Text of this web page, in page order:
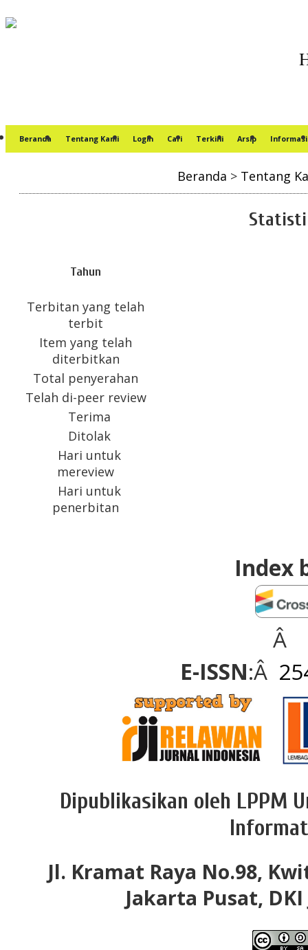
Beranda Tentang Kami Login Cari Terkini Arsip Informasi
Beranda > Tentang
Tahun
Terbitan yang telah
terbit
Item yang telah
diterbitkan
Total penyerahan
Telah di-peer review
Terima
Ditolak
Hari untuk
mereview
Hari untuk
penerbitan
Index
Â
E-ISSN:Â
Dipublikasikan oleh LPPM
Jl. Kramat Raya No.98,
Jakarta Pusat,